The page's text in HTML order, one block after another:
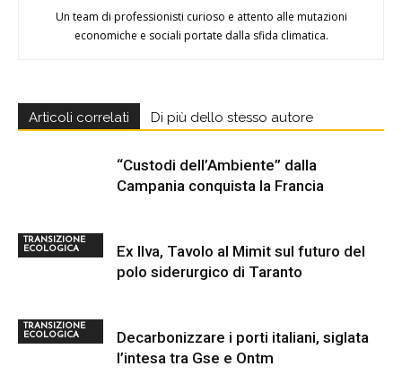
Un team di professionisti curioso e attento alle mutazioni
economiche e sociali portate dalla sfida climatica.
Articoli correlati Di più dello stesso autore
TRANSIZIONE
ECOLOGICA
“Custodi dell’Ambiente” dalla
Campania conquista la Francia
TRANSIZIONE
ECOLOGICA
Ex Ilva, Tavolo al Mimit sul futuro del
polo siderurgico di Taranto
Decarbonizzare i porti italiani, siglata
l’intesa tra Gse e Ontm